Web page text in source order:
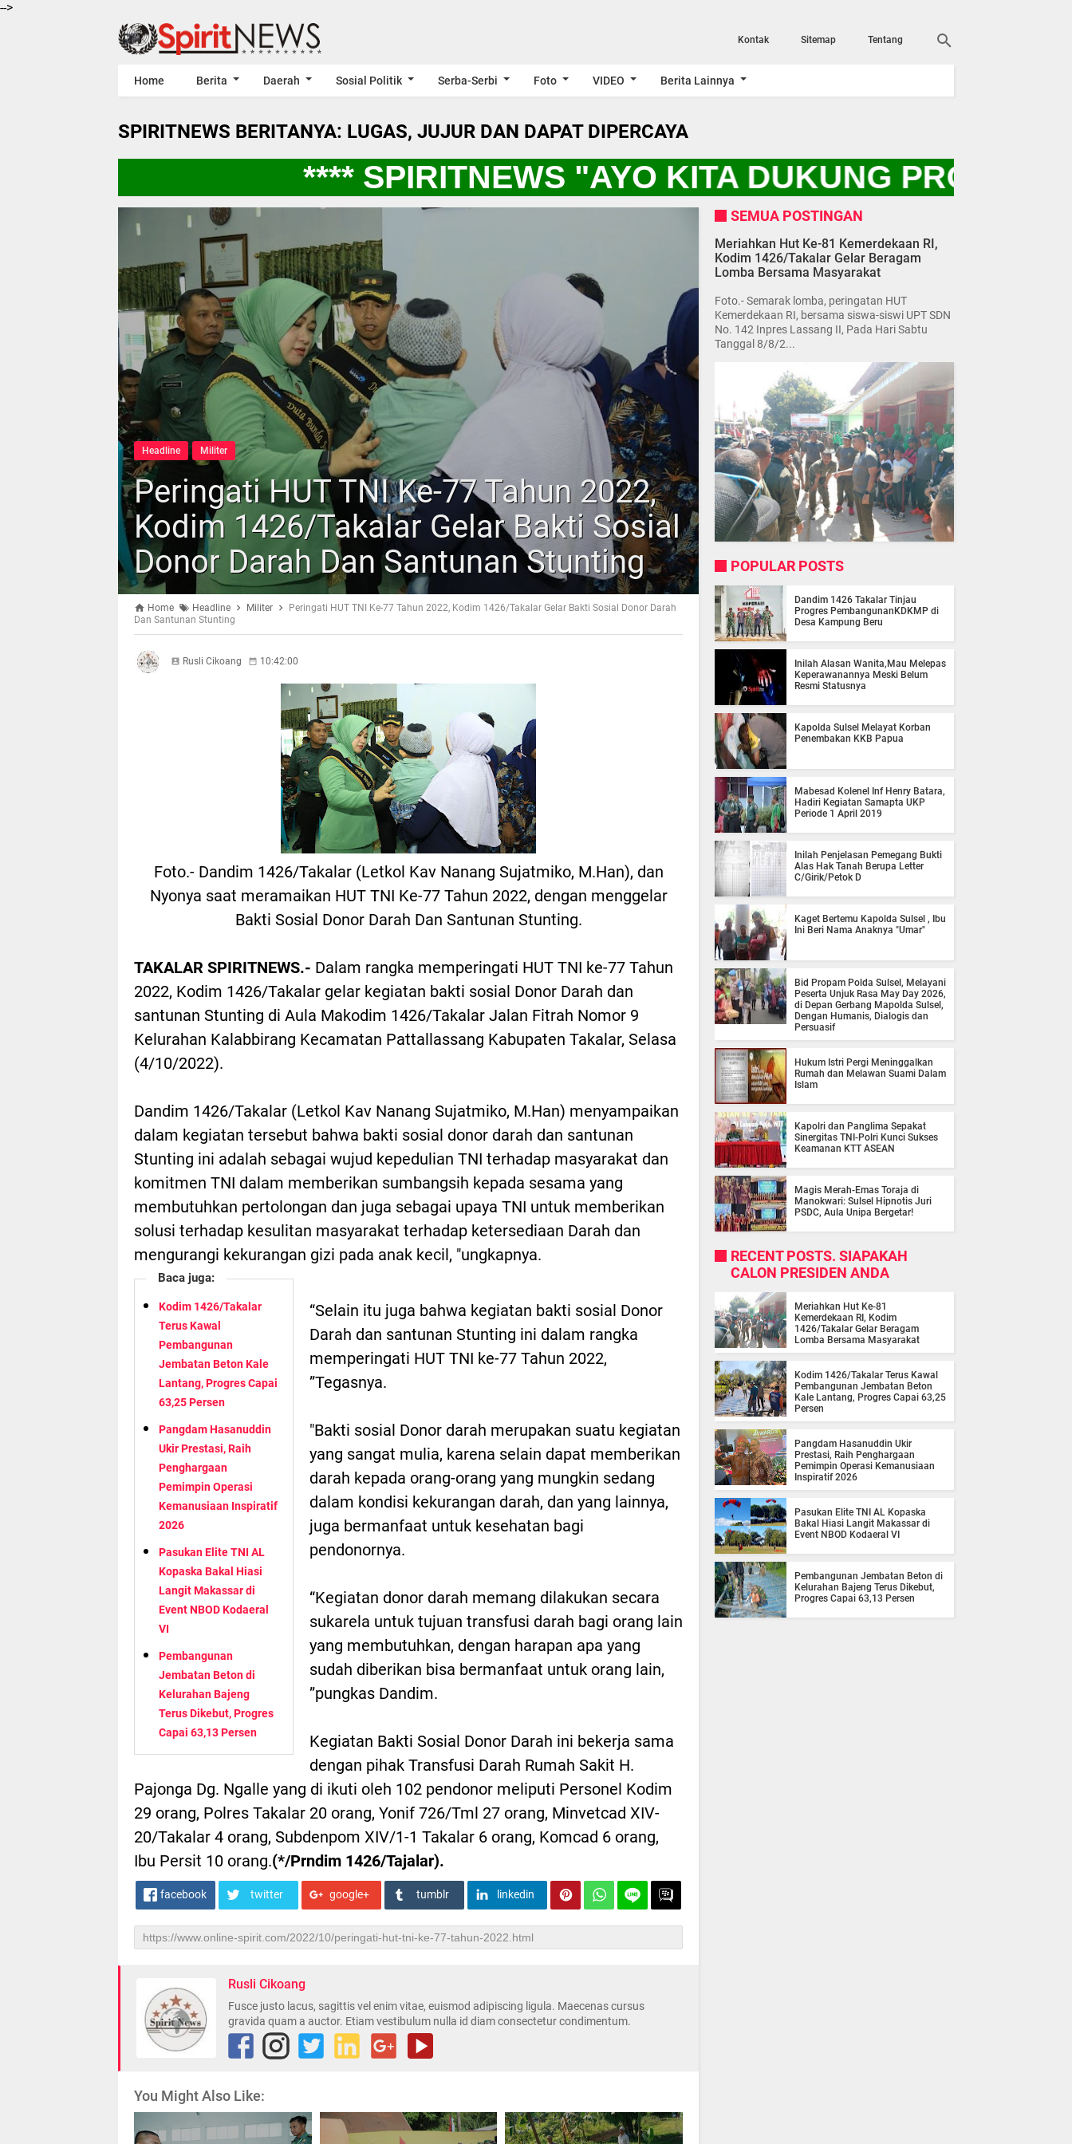
-->
Kontak Sitemap Tentang
Home Berita Daerah Sosial Politik Serba-Serbi Foto VIDEO Berita Lainnya
SPIRITNEWS BERITANYA: LUGAS, JUJUR DAN DAPAT DIPERCAYA
**** SPIRITNEWS "AYO KITA DUKUNG PROGRAM
Headline Militer
Peringati HUT TNI Ke-77 Tahun 2022,
Kodim 1426/Takalar Gelar Bakti Sosial
Donor Darah Dan Santunan Stunting
Home Headline Militer
Peringati HUT TNI Ke-77 Tahun 2022, Kodim 1426/Takalar Gelar Bakti Sosial Donor Darah
Dan Santunan Stunting
Rusli Cikoang 10:42:00
Foto.- Dandim 1426/Takalar (Letkol Kav Nanang Sujatmiko, M.Han), dan
Nyonya saat meramaikan HUT TNI Ke-77 Tahun 2022, dengan menggelar
Bakti Sosial Donor Darah Dan Santunan Stunting.
TAKALAR SPIRITNEWS.- Dalam rangka memperingati HUT TNI ke-77 Tahun
2022, Kodim 1426/Takalar gelar kegiatan bakti sosial Donor Darah dan
santunan Stunting di Aula Makodim 1426/Takalar Jalan Fitrah Nomor 9
Kelurahan Kalabbirang Kecamatan Pattallassang Kabupaten Takalar, Selasa
(4/10/2022).
Dandim 1426/Takalar (Letkol Kav Nanang Sujatmiko, M.Han) menyampaikan
dalam kegiatan tersebut bahwa bakti sosial donor darah dan santunan
Stunting ini adalah sebagai wujud kepedulian TNI terhadap masyarakat dan
komitmen TNI dalam memberikan sumbangsih kepada sesama yang
membutuhkan pertolongan dan juga sebagai upaya TNI untuk memberikan
solusi terhadap kesulitan masyarakat terhadap ketersediaan Darah dan
mengurangi kekurangan gizi pada anak kecil, "ungkapnya.
Baca juga:
Kodim 1426/Takalar
Terus Kawal
Pembangunan
Jembatan Beton Kale
Lantang, Progres Capai
63,25 Persen
Pangdam Hasanuddin
Ukir Prestasi, Raih
Penghargaan
Pemimpin Operasi
Kemanusiaan Inspiratif
2026
Pasukan Elite TNI AL
Kopaska Bakal Hiasi
Langit Makassar di
Event NBOD Kodaeral
VI
Pembangunan
Jembatan Beton di
Kelurahan Bajeng
Terus Dikebut, Progres
Capai 63,13 Persen
“Selain itu juga bahwa kegiatan bakti sosial Donor
Darah dan santunan Stunting ini dalam rangka
memperingati HUT TNI ke-77 Tahun 2022,
”Tegasnya.
"Bakti sosial Donor darah merupakan suatu kegiatan
yang sangat mulia, karena selain dapat memberikan
darah kepada orang-orang yang mungkin sedang
dalam kondisi kekurangan darah, dan yang lainnya,
juga bermanfaat untuk kesehatan bagi
pendonornya.
“Kegiatan donor darah memang dilakukan secara
sukarela untuk tujuan transfusi darah bagi orang lain
yang membutuhkan, dengan harapan apa yang
sudah diberikan bisa bermanfaat untuk orang lain,
”pungkas Dandim.
Kegiatan Bakti Sosial Donor Darah ini bekerja sama
dengan pihak Transfusi Darah Rumah Sakit H.
Pajonga Dg. Ngalle yang di ikuti oleh 102 pendonor meliputi Personel Kodim
29 orang, Polres Takalar 20 orang, Yonif 726/Tml 27 orang, Minvetcad XIV-
20/Takalar 4 orang, Subdenpom XIV/1-1 Takalar 6 orang, Komcad 6 orang,
Ibu Persit 10 orang.(*/Prndim 1426/Tajalar).
facebook twitter google+ tumblr linkedin
Rusli Cikoang
Fusce justo lacus, sagittis vel enim vitae, euismod adipiscing ligula. Maecenas cursus
gravida quam a auctor. Etiam vestibulum nulla id diam consectetur condimentum.
You Might Also Like:
SEMUA POSTINGAN
Meriahkan Hut Ke-81 Kemerdekaan RI,
Kodim 1426/Takalar Gelar Beragam
Lomba Bersama Masyarakat
Foto.- Semarak lomba, peringatan HUT
Kemerdekaan RI, bersama siswa-siswi UPT SDN
No. 142 Inpres Lassang II, Pada Hari Sabtu
Tanggal 8/8/2...
POPULAR POSTS
Dandim 1426 Takalar Tinjau
Progres PembangunanKDKMP di
Desa Kampung Beru
Inilah Alasan Wanita,Mau Melepas
Keperawanannya Meski Belum
Resmi Statusnya
Kapolda Sulsel Melayat Korban
Penembakan KKB Papua
Mabesad Kolenel Inf Henry Batara,
Hadiri Kegiatan Samapta UKP
Periode 1 April 2019
Inilah Penjelasan Pemegang Bukti
Alas Hak Tanah Berupa Letter
C/Girik/Petok D
Kaget Bertemu Kapolda Sulsel , Ibu
Ini Beri Nama Anaknya "Umar"
Bid Propam Polda Sulsel, Melayani
Peserta Unjuk Rasa May Day 2026,
di Depan Gerbang Mapolda Sulsel,
Dengan Humanis, Dialogis dan
Persuasif
Hukum Istri Pergi Meninggalkan
Rumah dan Melawan Suami Dalam
Islam
Kapolri dan Panglima Sepakat
Sinergitas TNI-Polri Kunci Sukses
Keamanan KTT ASEAN
Magis Merah-Emas Toraja di
Manokwari: Sulsel Hipnotis Juri
PSDC, Aula Unipa Bergetar!
RECENT POSTS. SIAPAKAH
CALON PRESIDEN ANDA
Meriahkan Hut Ke-81
Kemerdekaan RI, Kodim
1426/Takalar Gelar Beragam
Lomba Bersama Masyarakat
Kodim 1426/Takalar Terus Kawal
Pembangunan Jembatan Beton
Kale Lantang, Progres Capai 63,25
Persen
Pangdam Hasanuddin Ukir
Prestasi, Raih Penghargaan
Pemimpin Operasi Kemanusiaan
Inspiratif 2026
Pasukan Elite TNI AL Kopaska
Bakal Hiasi Langit Makassar di
Event NBOD Kodaeral VI
Pembangunan Jembatan Beton di
Kelurahan Bajeng Terus Dikebut,
Progres Capai 63,13 Persen